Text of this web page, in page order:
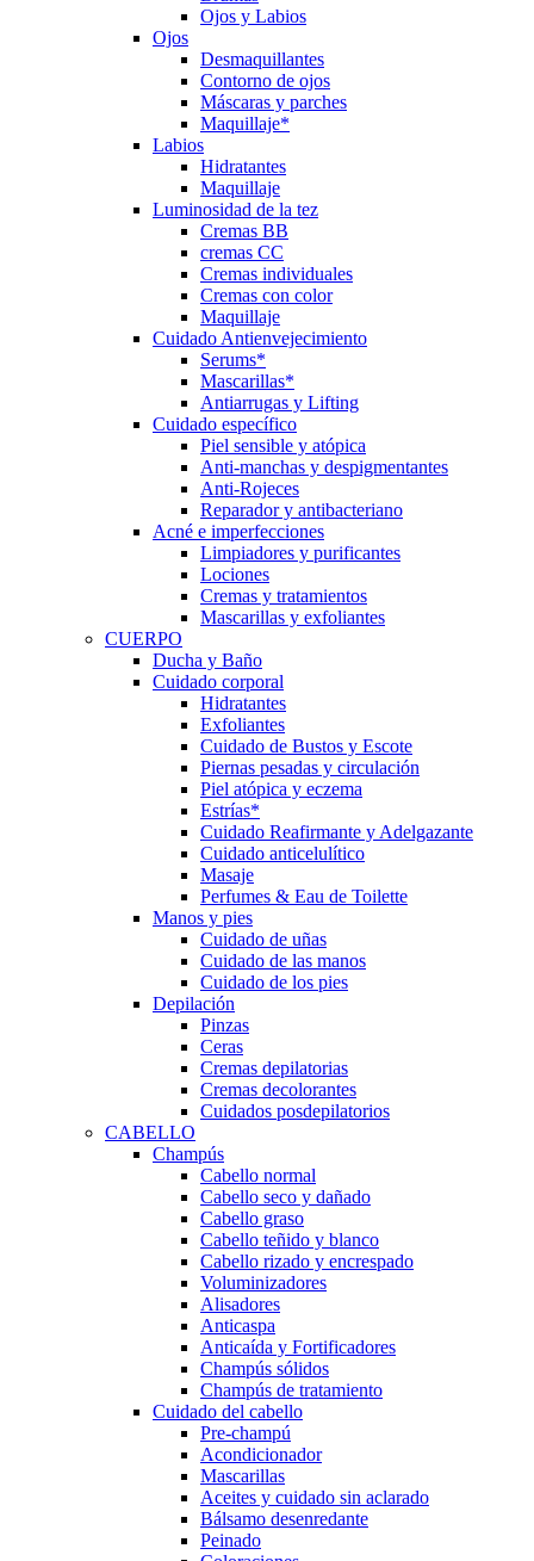
Ojos y Labios
Ojos
Desmaquillantes
Contorno de ojos
Máscaras y parches
Maquillaje*
Labios
Hidratantes
Maquillaje
Luminosidad de la tez
Cremas BB
cremas CC
Cremas individuales
Cremas con color
Maquillaje
Cuidado Antienvejecimiento
Serums*
Mascarillas*
Antiarrugas y Lifting
Cuidado específico
Piel sensible y atópica
Anti-manchas y despigmentantes
Anti-Rojeces
Reparador y antibacteriano
Acné e imperfecciones
Limpiadores y purificantes
Lociones
Cremas y tratamientos
Mascarillas y exfoliantes
CUERPO
Ducha y Baño
Cuidado corporal
Hidratantes
Exfoliantes
Cuidado de Bustos y Escote
Piernas pesadas y circulación
Piel atópica y eczema
Estrías*
Cuidado Reafirmante y Adelgazante
Cuidado anticelulítico
Masaje
Perfumes & Eau de Toilette
Manos y pies
Cuidado de uñas
Cuidado de las manos
Cuidado de los pies
Depilación
Pinzas
Ceras
Cremas depilatorias
Cremas decolorantes
Cuidados posdepilatorios
CABELLO
Champús
Cabello normal
Cabello seco y dañado
Cabello graso
Cabello teñido y blanco
Cabello rizado y encrespado
Voluminizadores
Alisadores
Anticaspa
Anticaída y Fortificadores
Champús sólidos
Champús de tratamiento
Cuidado del cabello
Pre-champú
Acondicionador
Mascarillas
Aceites y cuidado sin aclarado
Bálsamo desenredante
Peinado